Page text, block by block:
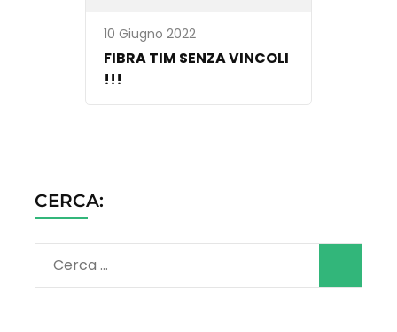
10 Giugno 2022
FIBRA TIM SENZA VINCOLI
!!!
CERCA:
Ricerca
per: